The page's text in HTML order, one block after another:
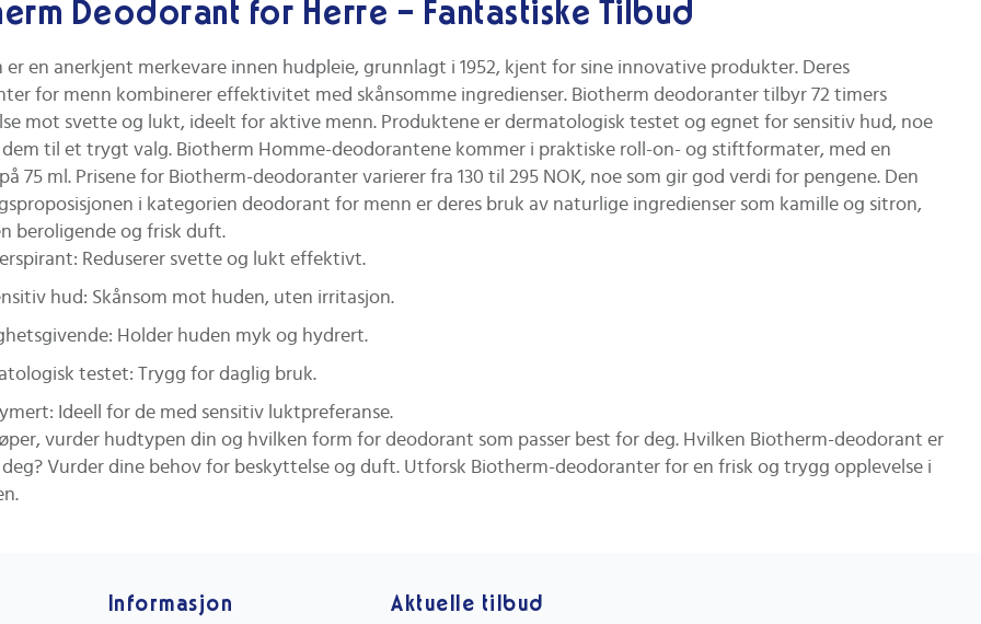
Deodorant for Herre – Fantastiske Tilbud
er en anerkjent merkevare innen hudpleie, grunnlagt i 1952, kjent for sine innovative produkter. Deres
for menn kombinerer effektivitet med skånsomme ingredienser. Biotherm deodoranter tilbyr 72 timers
mot svette og lukt, ideelt for aktive menn. Produktene er dermatologisk testet og egnet for sensitiv hud, noe
til et trygt valg. Biotherm Homme-deodorantene kommer i praktiske roll-on- og stiftformater, med en
75 ml. Prisene for Biotherm-deodoranter varierer fra 130 til 295 NOK, noe som gir god verdi for pengene. Den
i kategorien deodorant for menn er deres bruk av naturlige ingredienser som kamille og sitron,
beroligende og frisk duft.
Reduserer svette og lukt effektivt.
hud: Skånsom mot huden, uten irritasjon.
Holder huden myk og hydrert.
testet: Trygg for daglig bruk.
Ideell for de med sensitiv luktpreferanse.
vurder hudtypen din og hvilken form for deodorant som passer best for deg. Hvilken Biotherm-deodorant er
Vurder dine behov for beskyttelse og duft. Utforsk Biotherm-deodoranter for en frisk og trygg opplevelse i
Informasjon Aktuelle tilbud